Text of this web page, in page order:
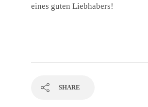
eines guten Liebhabers!
SHARE